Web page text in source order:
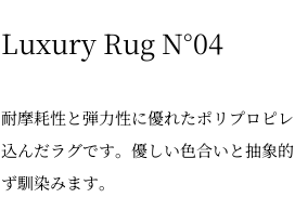
Luxury Rug N°04
耐摩耗性と弾力性に優れたポリプロピ
込んだラグです。優しい色合いと抽象
ず馴染みます。